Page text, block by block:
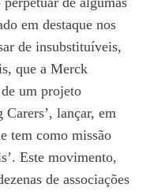
em destaque nos
de insubstituíveis,
que a Merck
um projeto
lançar, em
tem como missão
Este movimento,
de associações